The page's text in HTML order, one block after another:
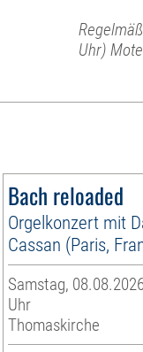
Uhr)
Bach reloaded
Orgelkonzert mit
Cassan (Paris,
Samstag,
Uhr
Thomaskirche